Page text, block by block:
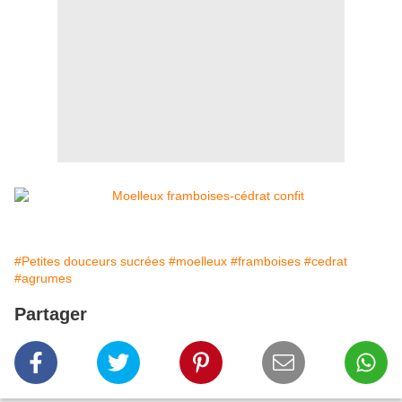
#Petites douceurs sucrées #moelleux #framboises #cedrat
#agrumes
Partager